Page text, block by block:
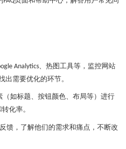
Analytics、热图工具等，监控网站
出需要优化的环节。
（如标题、按钮颜色、布局等）进行
化率。
馈，了解他们的需求和痛点，不断改